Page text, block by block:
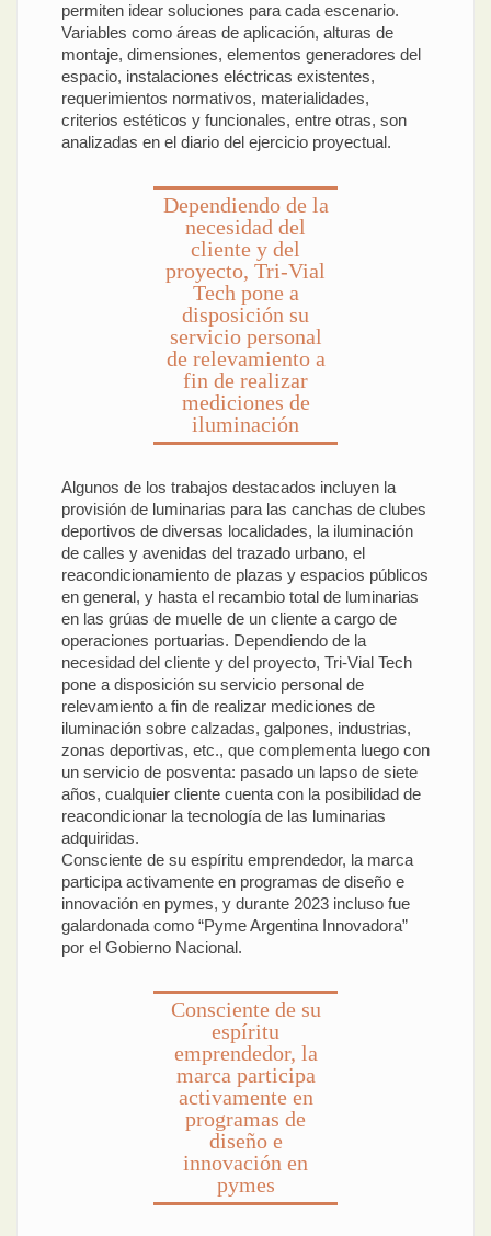
permiten idear soluciones para cada escenario.
Variables como áreas de aplicación, alturas de
montaje, dimensiones, elementos generadores del
espacio, instalaciones eléctricas existentes,
requerimientos normativos, materialidades,
criterios estéticos y funcionales, entre otras, son
analizadas en el diario del ejercicio proyectual.
Dependiendo de la
necesidad del
cliente y del
proyecto, Tri-Vial
Tech pone a
disposición su
servicio personal
de relevamiento a
fin de realizar
mediciones de
iluminación
Algunos de los trabajos destacados incluyen la
provisión de luminarias para las canchas de clubes
deportivos de diversas localidades, la iluminación
de calles y avenidas del trazado urbano, el
reacondicionamiento de plazas y espacios públicos
en general, y hasta el recambio total de luminarias
en las grúas de muelle de un cliente a cargo de
operaciones portuarias. Dependiendo de la
necesidad del cliente y del proyecto, Tri-Vial Tech
pone a disposición su servicio personal de
relevamiento a fin de realizar mediciones de
iluminación sobre calzadas, galpones, industrias,
zonas deportivas, etc., que complementa luego con
un servicio de posventa: pasado un lapso de siete
años, cualquier cliente cuenta con la posibilidad de
reacondicionar la tecnología de las luminarias
adquiridas.
Consciente de su espíritu emprendedor, la marca
participa activamente en programas de diseño e
innovación en pymes, y durante 2023 incluso fue
galardonada como “Pyme Argentina Innovadora”
por el Gobierno Nacional.
Consciente de su
espíritu
emprendedor, la
marca participa
activamente en
programas de
diseño e
innovación en
pymes